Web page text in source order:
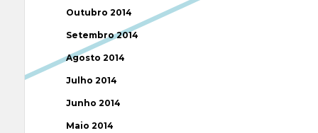
Outubro 2014
Setembro 2014
Agosto 2014
Julho 2014
Junho 2014
Maio 2014